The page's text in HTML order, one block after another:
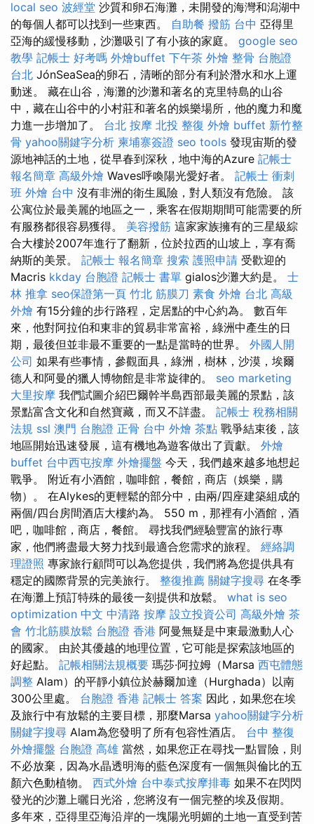
local seo 波經堂 沙質和卵石海灘，未開發的海灣和潟湖中
的每個人都可以找到一些東西。 自助餐 撥筋 台中 亞得里
亞海的緩慢移動，沙灘吸引了有小孩的家庭。 google seo
教學 記帳士 好考嗎 外燴buffet 下午茶 外燴 整骨 台胞證
台北 JónSeaSea的卵石，清晰的部分有利於潛水和水上運
動迷。 藏在山谷，海灘的沙灘和著名的克里特島的山谷
中，藏在山谷中的小村莊和著名的娛樂場所，他的魔力和魔
力進一步增加了。 台北 按摩 北投 整復 外燴 buffet 新竹整
骨 yahoo關鍵字分析 柬埔寨簽證 seo tools 發現宙斯的發
源地神話的土地，從早春到深秋，地中海的Azure 記帳士
報名簡章 高級外燴 Waves呼喚陽光愛好者。 記帳士 衝刺
班 外燴 台中 沒有非洲的衛生風險，對人類沒有危險。 該
公寓位於最美麗的地區之一，乘客在假期期間可能需要的所
有服務都很容易獲得。 美容撥筋 這家家族擁有的三星級綜
合大樓於2007年進行了翻新，位於拉西的山坡上，享有喬
納斯的美景。 記帳士 報名簡章 搜索 護照申請 受歡迎的
Macris kkday 台胞證 記帳士 書單 gialos沙灘大約是。 士
林 推拿 seo保證第一頁 竹北 筋膜刀 素食 外燴 台北 高級
外燴 有15分鐘的步行路程，定居點的中心約為。 數百年
來，他對阿拉伯和東非的貿易非常富裕，綠洲中產生的日
期，最後但並非最不重要的一點是當時的世界。 外國人開
公司 如果有些事情，參觀面具，綠洲，樹林，沙漠，埃爾
德人和阿曼的獵人博物館是非常旋律的。 seo marketing
大里按摩 我們試圖介紹巴爾幹半島西部最美麗的景點，該
景點富含文化和自然寶藏，而又不詳盡。 記帳士 稅務相關
法規 ssl 澳門 台胞證 正骨 台中 外燴 茶點 戰爭結束後，該
地區開始迅速發展，這有機地為遊客做出了貢獻。 外燴
buffet 台中西屯按摩 外燴擺盤 今天，我們越來越多地想起
戰爭。 附近有小酒館，咖啡館，餐館，商店（娛樂，購
物）。 在Alykes的更輕鬆的部分中，由兩/四座建築組成的
兩個/四台房間酒店大樓約為。 550 m，那裡有小酒館，酒
吧，咖啡館，商店，餐館。 尋找我們經驗豐富的旅行專
家，他們將盡最大努力找到最適合您需求的旅程。 經絡調
理證照 專家旅行顧問可以為您提供，我們將為您提供具有
穩定的國際背景的完美旅行。 整復推薦 關鍵字搜尋 在冬季
在海灘上預訂特殊的最後一刻提供和放鬆。 what is seo
optimization 中文 中清路 按摩 設立投資公司 高級外燴 茶
會 竹北筋膜放鬆 台胞證 香港 阿曼無疑是中東最激動人心
的國家。 由於其優越的地理位置，它可能是探索該地區的
好起點。 記帳相關法規概要 瑪莎·阿拉姆（Marsa 西屯體態
調整 Alam）的平靜小鎮位於赫爾加達（Hurghada）以南
300公里處。 台胞證 香港 記帳士 答案 因此，如果您在埃
及旅行中有放鬆的主要目標，那麼Marsa yahoo關鍵字分析
關鍵字搜尋 Alam為您發明了所有包容性酒店。 台中 整復
外燴擺盤 台胞證 高雄 當然，如果您正在尋找一點冒險，則
不必放棄，因為水晶透明海的藍色深度有一個無與倫比的五
顏六色動植物。 西式外燴 台中泰式按摩排毒 如果不在閃閃
發光的沙灘上曬日光浴，您將沒有一個完整的埃及假期。
多年來，亞得里亞海沿岸的一塊陽光明媚的土地一直受到苦